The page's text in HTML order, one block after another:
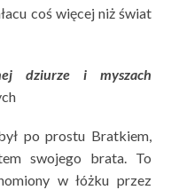
coś więcej niż świat
dziurze i myszach
po prostu Bratkiem,
swojego brata. To
w łóżku przez